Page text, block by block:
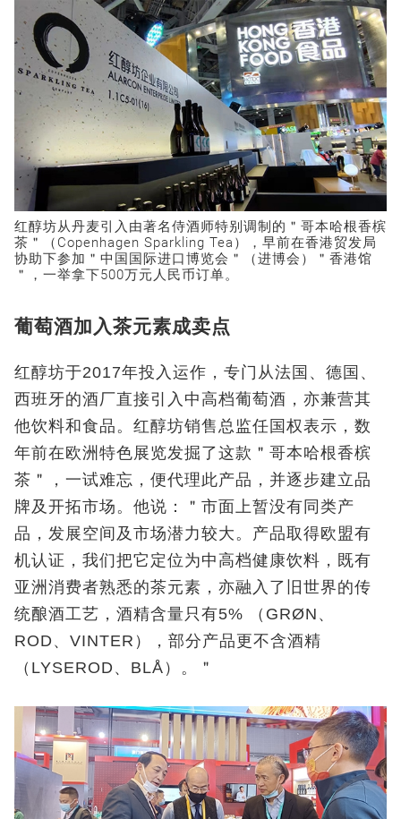
红醇坊从丹麦引入由著名侍酒师特别调制的＂哥本哈根香槟
茶＂（Copenhagen Sparkling Tea），早前在香港贸发局
协助下参加＂中国国际进口博览会＂（进博会）＂香港馆
＂，一举拿下500万元人民币订单。
葡萄酒加入茶元素成卖点
红醇坊于2017年投入运作，专门从法国、德国、
西班牙的酒厂直接引入中高档葡萄酒，亦兼营其
他饮料和食品。红醇坊销售总监任国权表示，数
年前在欧洲特色展览发掘了这款＂哥本哈根香槟
茶＂，一试难忘，便代理此产品，并逐步建立品
牌及开拓市场。他说：＂市面上暂没有同类产
品，发展空间及市场潜力较大。产品取得欧盟有
机认证，我们把它定位为中高档健康饮料，既有
亚洲消费者熟悉的茶元素，亦融入了旧世界的传
统酿酒工艺，酒精含量只有5% （GRØN、
ROD、VINTER），部分产品更不含酒精
（LYSEROD、BLÅ）。＂